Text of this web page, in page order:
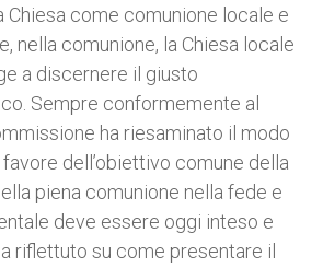
Chiesa come comunione locale e
nella comunione, la Chiesa locale
a discernere il giusto
Sempre conformemente al
ha riesaminato il modo
favore dell’obiettivo comune della
piena comunione nella fede e
deve essere oggi inteso e
riflettuto su come presentare il